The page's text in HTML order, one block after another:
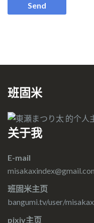
班固米
关于我
E-mail
班固米主页
bangumi.tv/user/
pixiv主页